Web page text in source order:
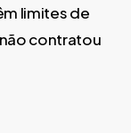
limites de
contratou